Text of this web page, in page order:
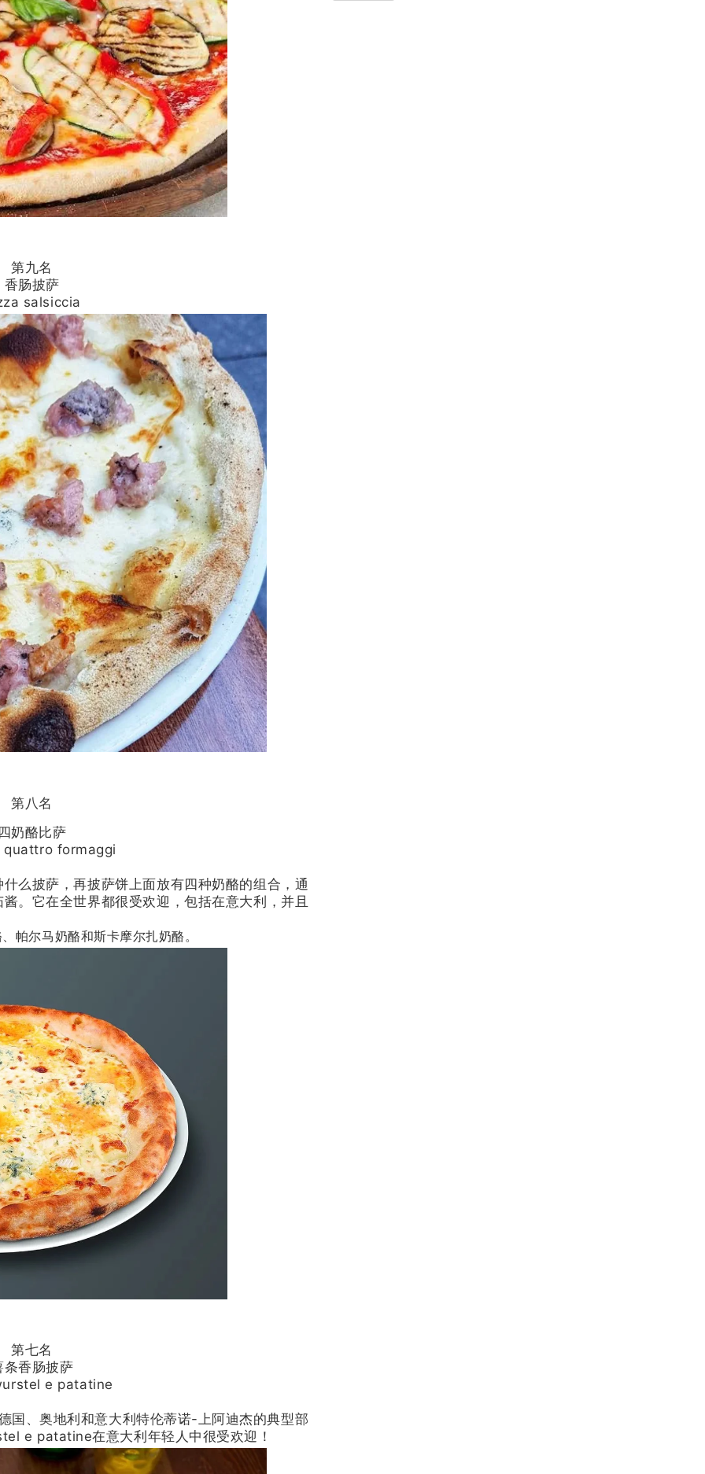
第九名
香肠披萨
salsiccia
第八名
奶酪比萨
quattro formaggi
么披萨，再披萨饼上面放有四种奶酪的组合，通
。它在全世界都很受欢迎，包括在意大利，并且
帕尔马奶酪和斯卡摩尔扎奶酪。
第七名
条香肠披萨
e patatine
国、奥地利和意大利特伦蒂诺-上阿迪杰的典型部
e patatine在意大利年轻人中很受欢迎！